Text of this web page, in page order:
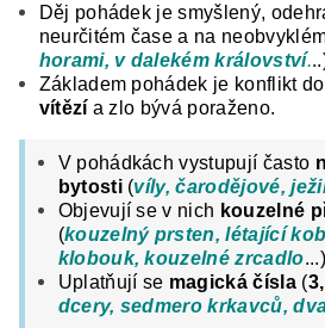
Děj pohádek je smyšlený,
neurčitém čase a na
horami, v dalekém království.
Základem pohádek je konflikt
vítězí a zlo bývá poraženo.
V pohádkách vystupují často
bytosti(víly, čarodějové,
Objevují se v nich kouzelné
(kouzelný prsten, létající
klobouk, kouzelné zrcadlo
Uplatňují se magická čísla(
dcery, sedmero krkavců,